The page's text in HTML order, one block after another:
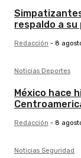
respaldo a
Redacción - 8
Noticias Deportes
México hace
Redacción - 8
Noticias Seguridad